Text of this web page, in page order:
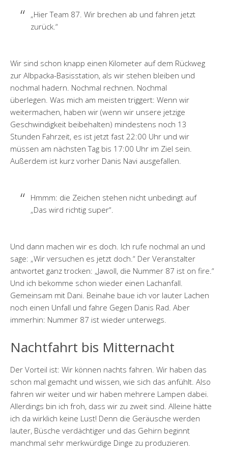
„Hier Team 87. Wir brechen ab und fahren jetzt
zurück.“
Wir sind schon knapp einen Kilometer auf dem Rückweg
zur Albpacka-Basisstation, als wir stehen bleiben und
nochmal hadern. Nochmal rechnen. Nochmal
überlegen. Was mich am meisten triggert: Wenn wir
weitermachen, haben wir (wenn wir unsere jetzige
Geschwindigkeit beibehalten) mindestens noch 13
Stunden Fahrzeit, es ist jetzt fast 22:00 Uhr und wir
müssen am nächsten Tag bis 17:00 Uhr im Ziel sein.
Außerdem ist kurz vorher Danis Navi ausgefallen.
Hmmm: die Zeichen stehen nicht unbedingt auf
„Das wird richtig super“.
Und dann machen wir es doch. Ich rufe nochmal an und
sage: „Wir versuchen es jetzt doch.“ Der Veranstalter
antwortet ganz trocken: „Jawoll, die Nummer 87 ist on fire.“
Und ich bekomme schon wieder einen Lachanfall.
Gemeinsam mit Dani. Beinahe baue ich vor lauter Lachen
noch einen Unfall und fahre Gegen Danis Rad. Aber
immerhin: Nummer 87 ist wieder unterwegs.
Nachtfahrt bis Mitternacht
Der Vorteil ist: Wir können nachts fahren. Wir haben das
schon mal gemacht und wissen, wie sich das anfühlt. Also
fahren wir weiter und wir haben mehrere Lampen dabei.
Allerdings bin ich froh, dass wir zu zweit sind. Alleine hätte
ich da wirklich keine Lust! Denn die Geräusche werden
lauter, Büsche verdächtiger und das Gehirn beginnt
manchmal sehr merkwürdige Dinge zu produzieren.